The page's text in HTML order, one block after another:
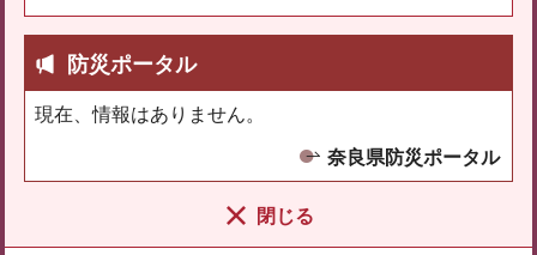
防災ポータル
現在、情報はありません。
奈良県防災ポータル
閉じる